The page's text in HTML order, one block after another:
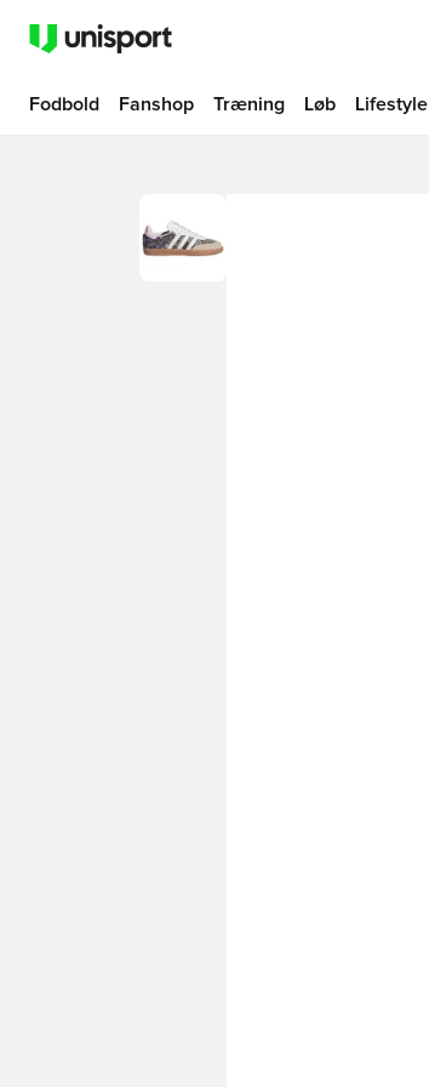
Fodbold Fanshop Træning Løb Lifestyle